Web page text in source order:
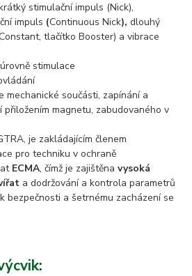
stimulační impuls (Nick),
impuls (Continuous Nick),dlouhý
tlačítko Booster) a vibrace
stimulace
mechanické součásti, zapínání a
přiložením magnetu, zabudovaného v
je zakládajícím členem
pro techniku v ochraně
ECMA, čímž je zajištěnavysoká
a dodržování a kontrola parametrů
bezpečnosti a šetrnému zacházení se